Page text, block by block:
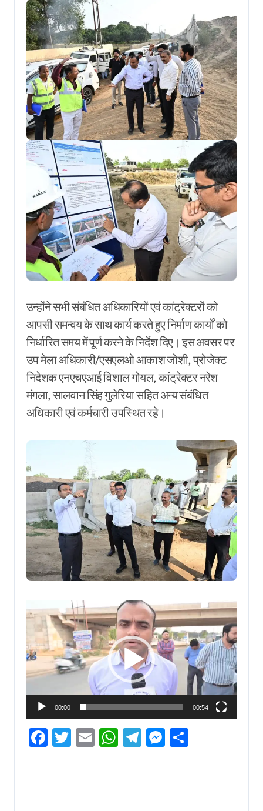
उन्होंने सभी संबंधित अधिकारियों एवं कांट्रेक्टरों को
आपसी समन्वय के साथ कार्य करते हुए निर्माण कार्यों को
निर्धारित समय में पूर्ण करने के निर्देश दिए। इस अवसर पर
उप मेला अधिकारी/एसएलओ आकाश जोशी, प्रोजेक्ट
निदेशक एनएचएआई विशाल गोयल, कांट्रेक्टर नरेश
मंगला, सालवान सिंह गुलेरिया सहित अन्य संबंधित
अधिकारी एवं कर्मचारी उपस्थित रहे।
Video
Player
00:00 00:54
Facebook
Twitter
EmailWhatsApp
Telegram
Messenger